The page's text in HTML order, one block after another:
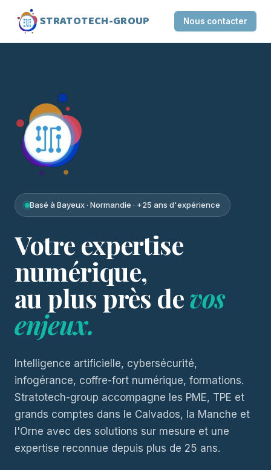
STRATOTECH-GROUP Nous contacter
Basé à Bayeux · Normandie · +25 ans d'expérience
Votre expertise
numérique,
au plus près devos
enjeux.
Intelligence artificielle, cybersécurité,
infogérance, coffre-fort numérique, formations.
Stratotech-group accompagne les PME, TPE et
grands comptes dans le Calvados, la Manche et
l'Orne avec des solutions sur mesure et une
expertise reconnue depuis plus de 25 ans.